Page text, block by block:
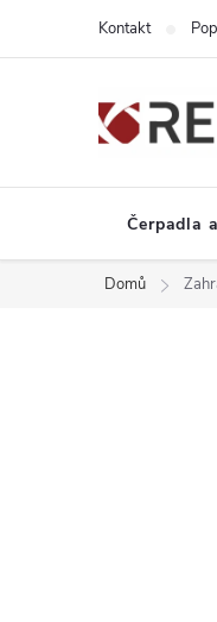
Kontakt
Čerpadla
Domů